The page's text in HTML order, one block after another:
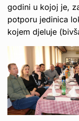
godini u kojoj je,
potporu jedinica
kojem djeluje